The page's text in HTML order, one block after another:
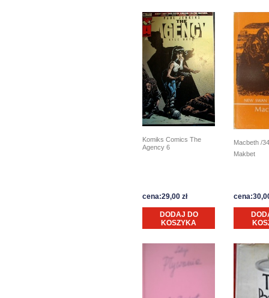
Komiks Comics The
Agency 6
cena:29,00 zł
DODAJ DO
KOSZYKA
Macbeth /
Makbet